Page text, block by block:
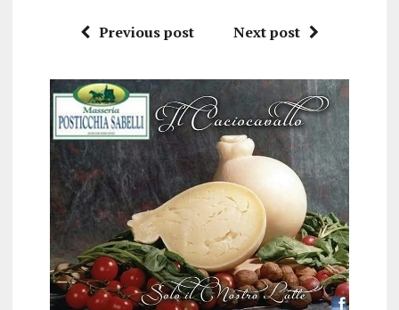
Previous post Next post